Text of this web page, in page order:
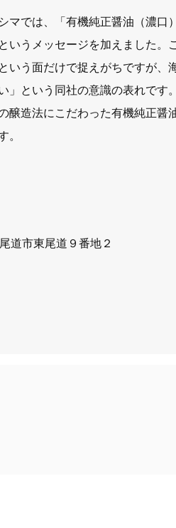
マでは、「有機純正醤油（濃口
いうメッセージを加えました。
いう面だけで捉えがちですが、
」という同社の意識の表れです
造法にこだわった有機純正醤
。
道市東尾道９番地２